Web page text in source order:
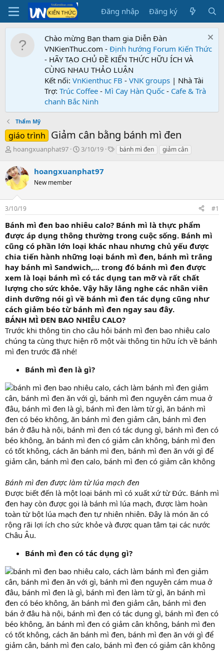
Đăng nhập Đăng ký
Chào mừng Bạn tham gia Diễn Đàn
VNKienThuc.com - Định hướng Forum Kiến Thức
- HÃY TẠO CHỦ ĐỀ KIẾN THỨC HỮU ÍCH VÀ
CÙNG NHAU THẢO LUẬN
Kết nối: VnKienthuc FB - VNK groups | Nhà Tài
Trợ: Trúc Coffee - Mì Cay Hàn Quốc - Cafe & Trà
chanh Bắc Ninh
Thẩm Mỹ
giáo trình Giảm cân bằng bánh mì đen
T
r
e
a
s
t
a
r
t
e
r
hoangxuanphat97
N
à
y
i
3/10/19
Tbánh mì đen giảm cân
hoangxuanphat97
New member
3/10/19 #1
Bánh mì đen bao nhiêu calo? Bánh mì là thực phẩm
được áp dụng thông thường trong cuộc sống. Bánh mì
cũng có phần lớn loại khác nhau nhưng chủ yếu được
chia tiến hành những loại bánh mì đen, bánh mì trắng
hay bánh mì Sandwich,… trong đó bánh mì đen được
xem là loại bánh mì có tác dụng tan mỡ và rất chất
lượng cho sức khỏe. Vậy hãy lắng nghe các nhân viên
dinh dưỡng nói gì về bánh mì đen tác dụng cũng như
cách giảm béo từ bánh mì đen ngay sau đây.
BÁNH MÌ ĐEN BAO NHIÊU CALO?
Trước khi thông tin cho câu hỏi bánh mì đen bao nhiêu calo
chúng ta cùng thực hiện rõ một vài thông tin hữu ích về bánh
mì đen trước đã nhé!
Bánh mì đen là gì?
Bánh mì đen được làm từ lúa mạch đen
Được biết đến là một loại bánh mì có xuất xứ từ Đức. Bánh mì
đen hay còn được gọi là bánh mì lúa mạch, được làm hoàn
toàn từ bột lúa mạch đen tự nhiên nhiên. Đây là món ăn có
rộng rãi lợi ích cho sức khỏe và được quan tâm tại các nước
Châu Âu.
Bánh mì đen có tác dụng gì?